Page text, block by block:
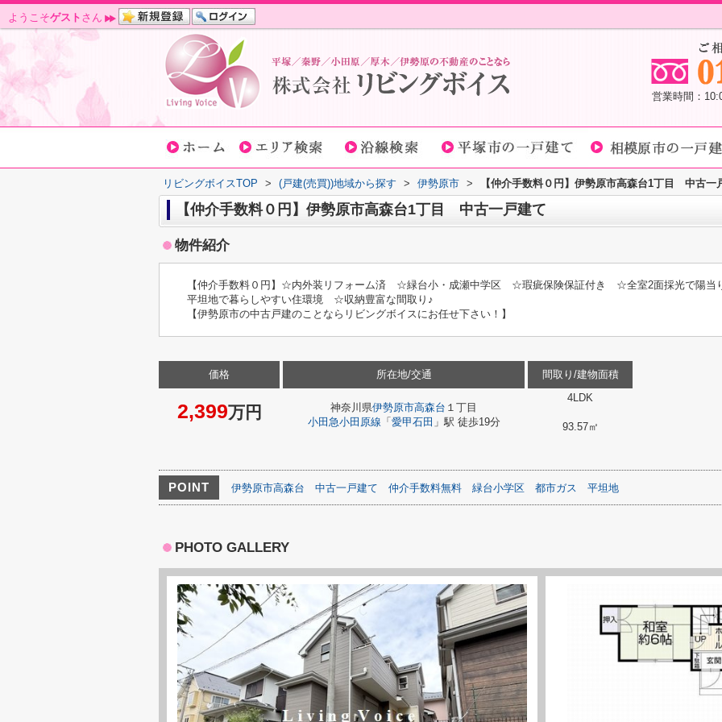
ようこそゲスト さん
営業時間：
リビングボイスTOP > (戸建(売買))地域から探す > 伊勢原市 > 【仲介手数料０円】伊勢原市高森台1丁目 中古一
【仲介手数料０円】伊勢原市高森台1丁目 中古一戸建て
物件紹介
【仲介手数料０円】☆内外装リフォーム済 ☆緑台小・成瀬中学区 ☆瑕疵保険保証付き ☆全室2面採光で陽
平坦地で暮らしやすい住環境 ☆収納豊富な間取り♪
【伊勢原市の中古戸建のことならリビングボイスにお任せ下さい！】
価格
2,399万円
所在地/交通
神奈川県伊勢原市高森台 １丁目
小田急小田原線 「 愛甲石田 」駅 徒歩19分
間取り/建物面積
4LDK
93.57㎡
POINT 伊勢原市高森台 中古一戸建て 仲介手数料無料 緑台小学区 都市ガス 平坦地
PHOTO GALLERY